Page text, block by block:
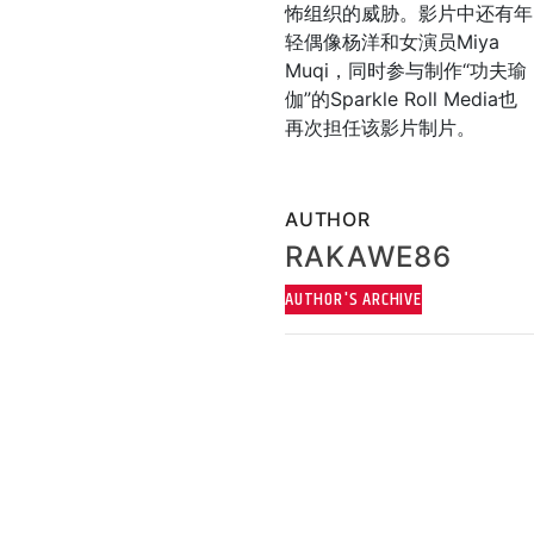
怖组织的威胁。影片中还有年
轻偶像杨洋和女演员Miya
Muqi，同时参与制作“功夫瑜
伽”的Sparkle Roll Media也
再次担任该影片制片。
AUTHOR
RAKAWE86
AUTHOR'S ARCHIVE